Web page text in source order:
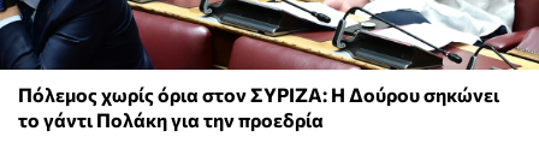
Πόλεμος χωρίς όρια στον ΣΥΡΙΖΑ: Η Δούρου σηκώνει
το γάντι Πολάκη για την προεδρία